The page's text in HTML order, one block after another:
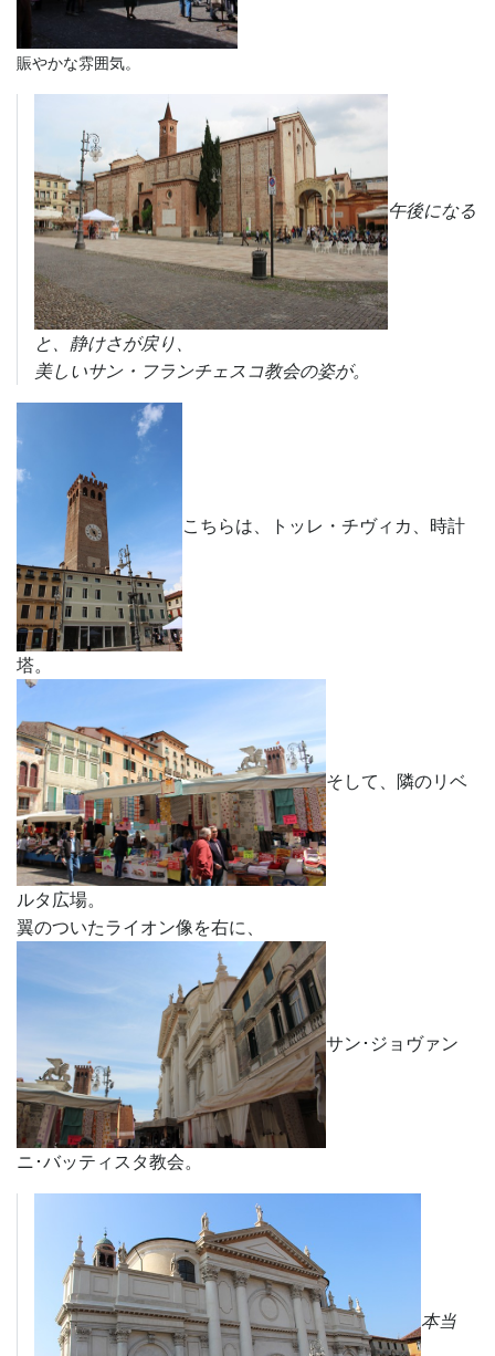
賑やかな雰囲気。
午後になる
と、静けさが戻り、
美しいサン・フランチェスコ教会の姿が。
こちらは、トッレ・チヴィカ、時計
塔。
そして、隣のリベ
ルタ広場。
翼のついたライオン像を右に、
サン･ジョヴァン
ニ･バッティスタ教会。
本当